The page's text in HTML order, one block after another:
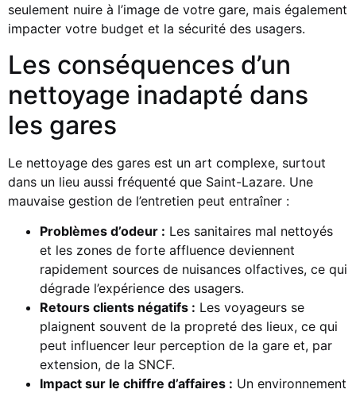
seulement nuire à l’image de votre gare, mais également
impacter votre budget et la sécurité des usagers.
Les conséquences d’un
nettoyage inadapté dans
les gares
Le nettoyage des gares est un art complexe, surtout
dans un lieu aussi fréquenté que Saint-Lazare. Une
mauvaise gestion de l’entretien peut entraîner :
Problèmes d’odeur : Les sanitaires mal nettoyés
et les zones de forte affluence deviennent
rapidement sources de nuisances olfactives, ce qui
dégrade l’expérience des usagers.
Retours clients négatifs : Les voyageurs se
plaignent souvent de la propreté des lieux, ce qui
peut influencer leur perception de la gare et, par
extension, de la SNCF.
Impact sur le chiffre d’affaires : Un environnement